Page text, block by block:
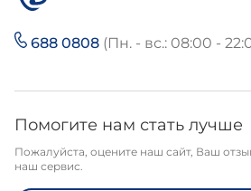
688 0808 (Пн. - вс.: 08:00 -
Помогите нам стать лучше
Пожалуйста, оцените наш сайт, Ваш
наш сервис.